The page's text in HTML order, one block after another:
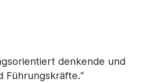
denkende und
Führungskräfte.“